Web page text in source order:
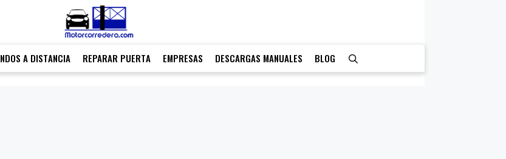
A DISTANCIA REPARAR PUERTA EMPRESAS DESCARGAS MANUALES BLOG